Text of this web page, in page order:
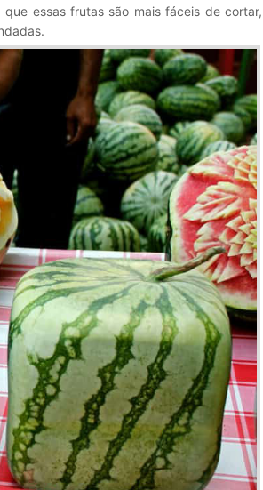
essas frutas são mais fáceis de cortar,